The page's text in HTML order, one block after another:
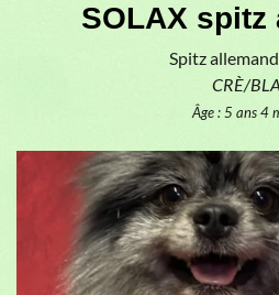
SOLAX spitz
Spitz
CRÈ/
Âge : 5 ans 4